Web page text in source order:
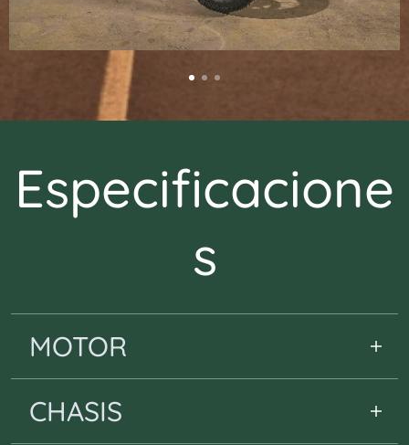
Especificacione
s
MOTOR
ALIMENTACIÓN EFI (DELPHI Systems)
CHASIS